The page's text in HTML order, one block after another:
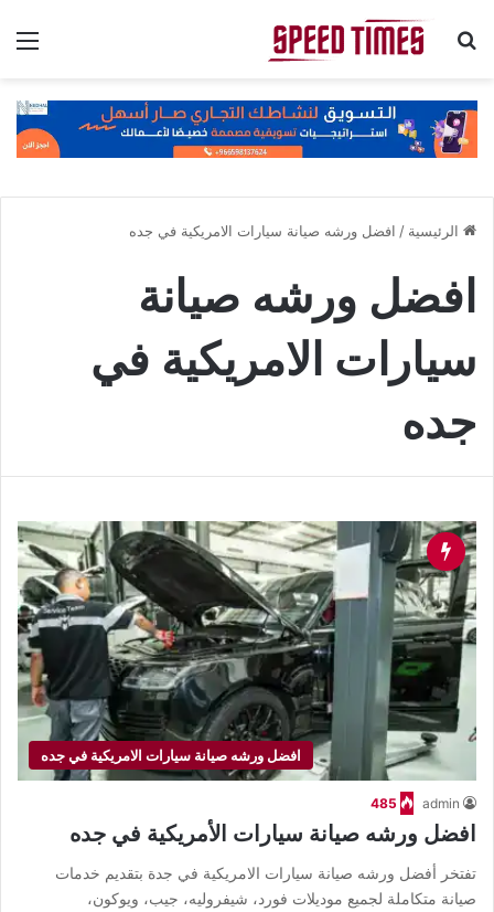
بحث عن
الرئيسية / افضل ورشه صيانة سيارات الامريكية في جده
افضل ورشه صيانة
سيارات الامريكية في
جده
افضل ورشه صيانة سيارات الامريكية في جده
admin
485
افضل ورشه صيانة سيارات الأمريكية في جده
تفتخر أفضل ورشه صيانة سيارات الامريكية في جدة بتقديم خدمات
صيانة متكاملة لجميع موديلات فورد، شيفروليه، جيب، ويوكون،